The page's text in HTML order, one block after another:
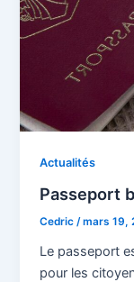
Actualités
Passeport
Cedric/mars 19,
Le passeport
pour les